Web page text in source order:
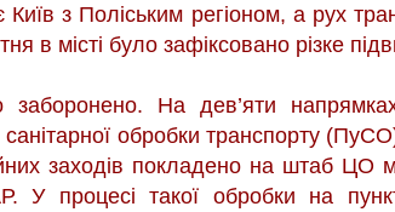
з Поліським регіоном, а рух
в місті було зафіксовано різке
На дев’яти
обробки транспорту
заходів покладено на штаб ЦО
У процесі такої обробки на